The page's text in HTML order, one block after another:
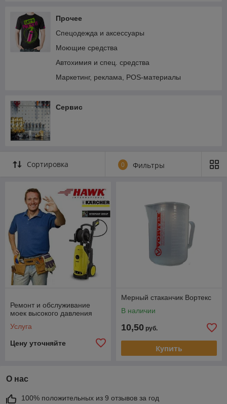
Прочее
Спецодежда и аксессуары
Моющие средства
Автохимия и спец. средства
Маркетинг, реклама, POS-материалы
Сервис
Сортировка 0 Фильтры
Ремонт и обслуживание
моек высокого давления
Услуга
Цену уточняйте
Мерный стаканчик Вортекс
В наличии
10,50 руб.
Купить
О нас
100% положительных из 9 отзывов за год